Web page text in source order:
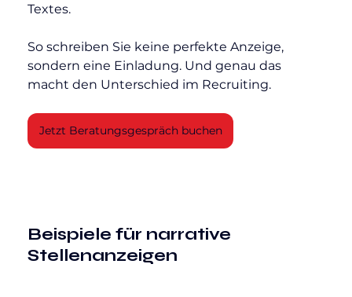
Textes.
So schreiben Sie keine perfekte Anzeige,
sondern eine Einladung. Und genau das
macht den Unterschied im Recruiting.
Jetzt Beratungsgespräch buchen
Beispiele für narrative
Stellenanzeigen